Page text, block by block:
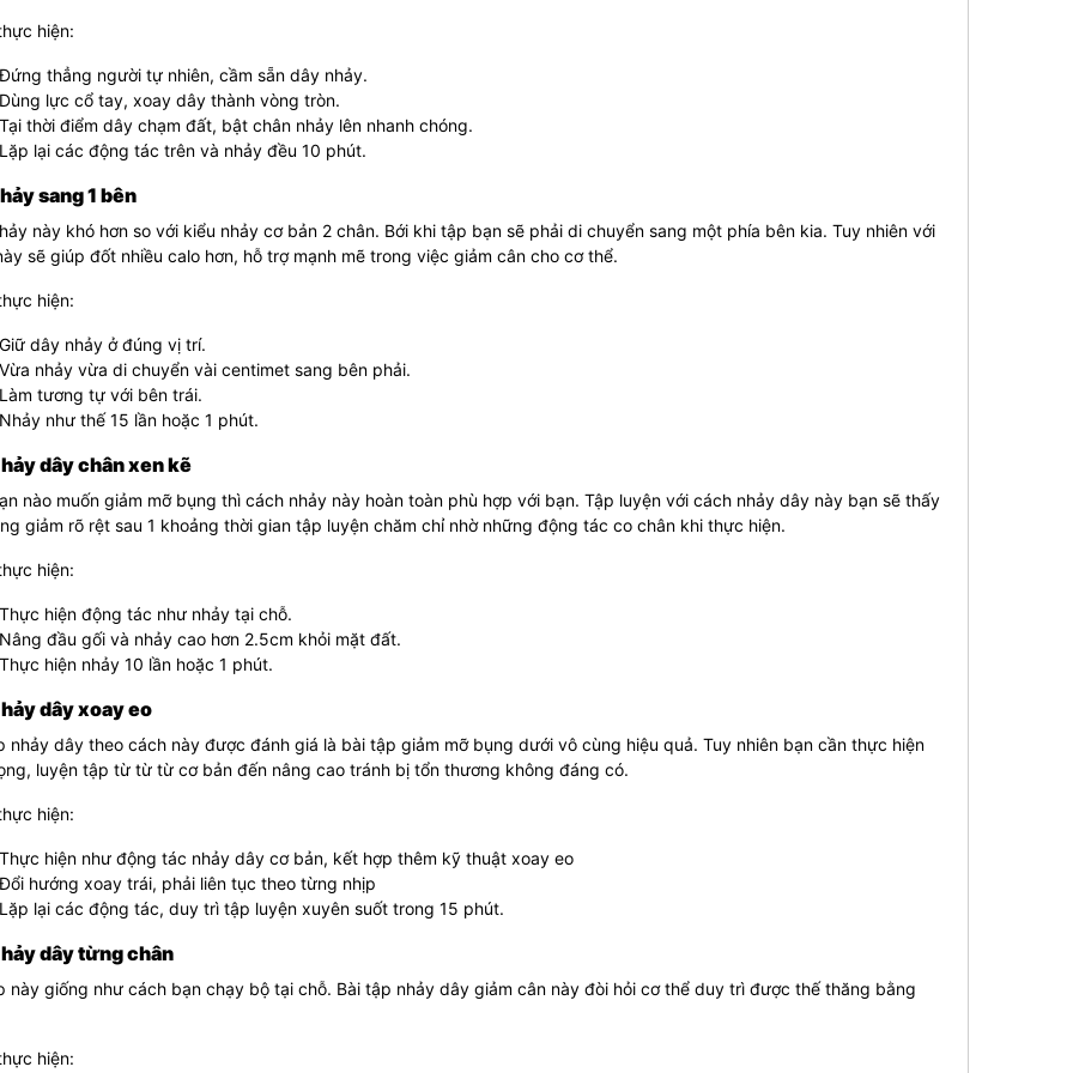
hiện:
thẳng người tự nhiên, cầm sẵn dây nhảy.
lực cổ tay, xoay dây thành vòng tròn.
thời điểm dây chạm đất, bật chân nhảy lên nhanh chóng.
lại các động tác trên và nhảy đều 10 phút.
sang 1 bên
này khó hơn so với kiểu nhảy cơ bản 2 chân. Bới khi tập bạn sẽ phải di chuyển sang một phía bên kia. Tuy nhiên với
sẽ giúp đốt nhiều calo hơn, hỗ trợ mạnh mẽ trong việc giảm cân cho cơ thể.
hiện:
dây nhảy ở đúng vị trí.
nhảy vừa di chuyển vài centimet sang bên phải.
tương tự với bên trái.
như thế 15 lần hoặc 1 phút.
dây chân xen kẽ
nào muốn giảm mỡ bụng thì cách nhảy này hoàn toàn phù hợp với bạn. Tập luyện với cách nhảy dây này bạn sẽ thấy
giảm rõ rệt sau 1 khoảng thời gian tập luyện chăm chỉ nhờ những động tác co chân khi thực hiện.
hiện:
hiện động tác như nhảy tại chỗ.
đầu gối và nhảy cao hơn 2.5cm khỏi mặt đất.
hiện nhảy 10 lần hoặc 1 phút.
dây xoay eo
nhảy dây theo cách này được đánh giá là bài tập giảm mỡ bụng dưới vô cùng hiệu quả. Tuy nhiên bạn cần thực hiện
luyện tập từ từ từ cơ bản đến nâng cao tránh bị tổn thương không đáng có.
hiện:
hiện như động tác nhảy dây cơ bản, kết hợp thêm kỹ thuật xoay eo
hướng xoay trái, phải liên tục theo từng nhịp
lại các động tác, duy trì tập luyện xuyên suốt trong 15 phút.
dây từng chân
này giống như cách bạn chạy bộ tại chỗ. Bài tập nhảy dây giảm cân này đòi hỏi cơ thể duy trì được thế thăng bằng
hiện: